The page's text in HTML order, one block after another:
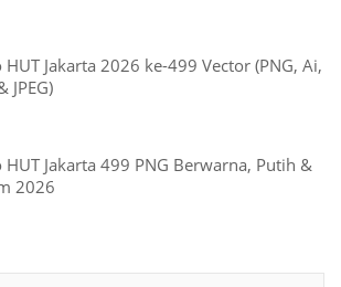
HUT Jakarta 2026 ke-499 Vector (PNG, Ai,
JPEG)
HUT Jakarta 499 PNG Berwarna, Putih &
2026